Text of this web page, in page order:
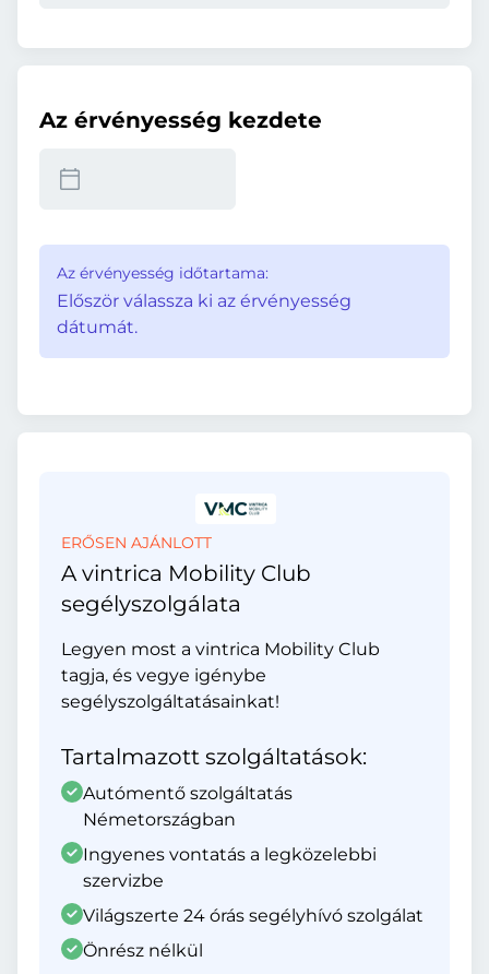
Az érvényesség kezdete
Az érvényesség időtartama:
Először válassza ki az érvényesség
dátumát.
ERŐSEN AJÁNLOTT
A vintrica Mobility Club
segélyszolgálata
Legyen most a vintrica Mobility Club
tagja, és vegye igénybe
segélyszolgáltatásainkat!
Tartalmazott szolgáltatások:
Autómentő szolgáltatás
Németországban
Ingyenes vontatás a legközelebbi
szervizbe
Világszerte 24 órás segélyhívó szolgálat
Önrész nélkül